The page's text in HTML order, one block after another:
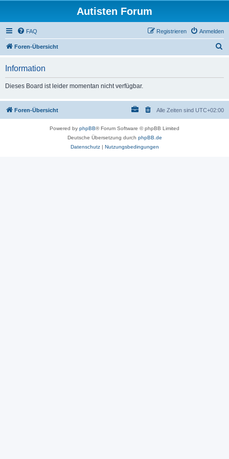
Autisten Forum
FAQ Anmelden
Registrieren
Foren-Übersicht
Information
Dieses Board ist leider momentan nicht verfügbar.
Foren-Übersicht Alle Zeiten sind UTC+02:00
Powered by phpBB® Forum Software © phpBB Limited
Deutsche Übersetzung durch phpBB.de
Datenschutz| Nutzungsbedingungen